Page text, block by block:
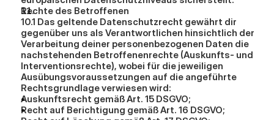
Rechte des Betroffenen
10.1 Das geltende Datenschutzrecht gewährt dir
gegenüber uns als Verantwortlichen hinsichtlich der
Verarbeitung deiner personenbezogenen Daten die
nachstehenden Betroffenenrechte (Auskunfts- und
Interventionsrechte), wobei für die jeweiligen
Ausübungsvoraussetzungen auf die angeführte
Rechtsgrundlage verwiesen wird:
Auskunftsrecht gemäß Art. 15 DSGVO;
Recht auf Berichtigung gemäß Art. 16 DSGVO;